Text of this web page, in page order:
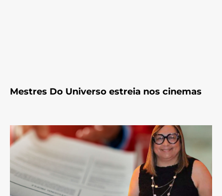
Mestres Do Universo estreia nos cinemas